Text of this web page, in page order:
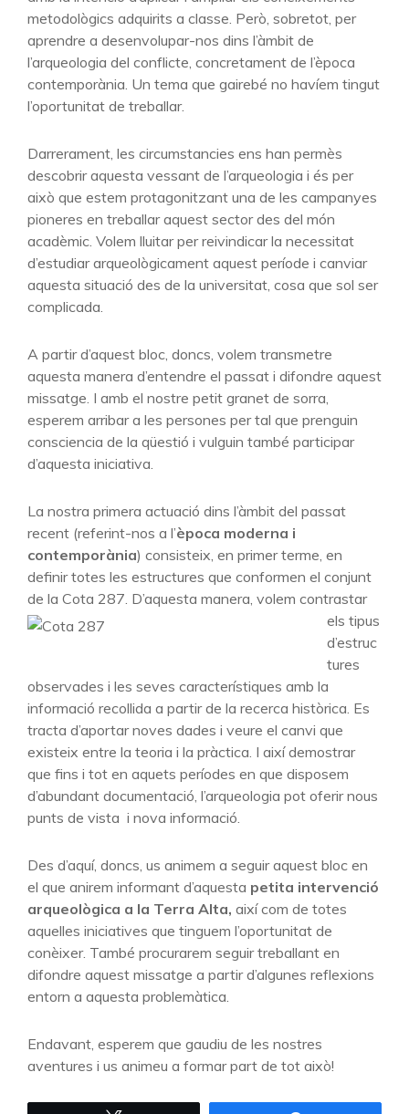
metodològics adquirits a classe. Però, sobretot, per
aprendre a desenvolupar-nos dins l’àmbit de
l’arqueologia del conflicte, concretament de l’època
contemporània. Un tema que gairebé no havíem tingut
l’oportunitat de treballar.
Darrerament, les circumstancies ens han permès
descobrir aquesta vessant de l’arqueologia i és per
això que estem protagonitzant una de les campanyes
pioneres en treballar aquest sector des del món
acadèmic. Volem lluitar per reivindicar la necessitat
d’estudiar arqueològicament aquest període i canviar
aquesta situació des de la universitat, cosa que sol ser
complicada.
A partir d’aquest bloc, doncs, volem transmetre
aquesta manera d’entendre el passat i difondre aquest
missatge. I amb el nostre petit granet de sorra,
esperem arribar a les persones per tal que prenguin
consciencia de la qüestió i vulguin també participar
d’aquesta iniciativa.
La nostra primera actuació dins l’àmbit del passat
recent (referint-nos a l’època moderna i
contemporània) consisteix, en primer terme, en
definir totes les estructures que conformen el conjunt
de la Cota 287. D’aquesta manera, volem contrastar
els tipus
d’estruc
tures
observades i les seves característiques amb la
informació recollida a partir de la recerca històrica. Es
tracta d’aportar noves dades i veure el canvi que
existeix entre la teoria i la pràctica. I així demostrar
que fins i tot en aquets períodes en que disposem
d’abundant documentació, l’arqueologia pot oferir nous
punts de vista i nova informació.
Des d’aquí, doncs, us animem a seguir aquest bloc en
el que anirem informant d’aquesta petita intervenció
arqueològica a la Terra Alta, així com de totes
aquelles iniciatives que tinguem l’oportunitat de
conèixer. També procurarem seguir treballant en
difondre aquest missatge a partir d’algunes reflexions
entorn a aquesta problemàtica.
Endavant, esperem que gaudiu de les nostres
aventures i us animeu a formar part de tot això!